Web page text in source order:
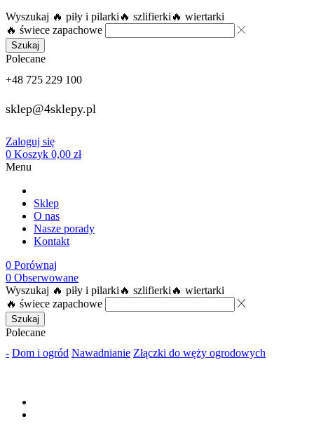
Wyszukaj 🔥 piły i pilarki 🔥 szlifierki 🔥 wiertarki
🔥 świece zapachowe
Szukaj
Polecane
+48 725 229 100
sklep@4sklepy.pl
Zaloguj się
0 Koszyk 0,00 zł
Menu
Sklep
O nas
Nasze porady
Kontakt
0 Porównaj
0 Obserwowane
Wyszukaj 🔥 piły i pilarki 🔥 szlifierki 🔥 wiertarki
🔥 świece zapachowe
Szukaj
Polecane
- Dom i ogród Nawadnianie Złączki do węży ogrodowych